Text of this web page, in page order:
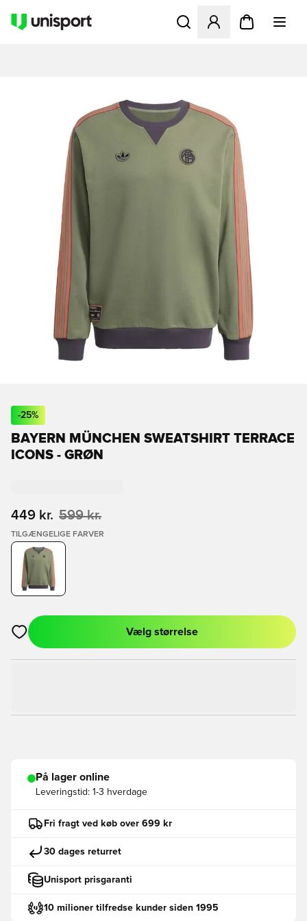
Åbner en Modal til at
-25%
BAYERN MÜNCHEN SWEATSHIRT TERRACE
ICONS - GRØN
449 kr. 599 kr.
TILGÆNGELIGE FARVER
Åbner en Modal til at logge ind eller tilmelde dig som medlem
Vælg størrelse
På lager online
Leveringstid: 1-3 hverdage
Fri fragt ved køb over 699 kr
30 dages returret
Unisport prisgaranti
10 milioner tilfredse kunder siden 1995